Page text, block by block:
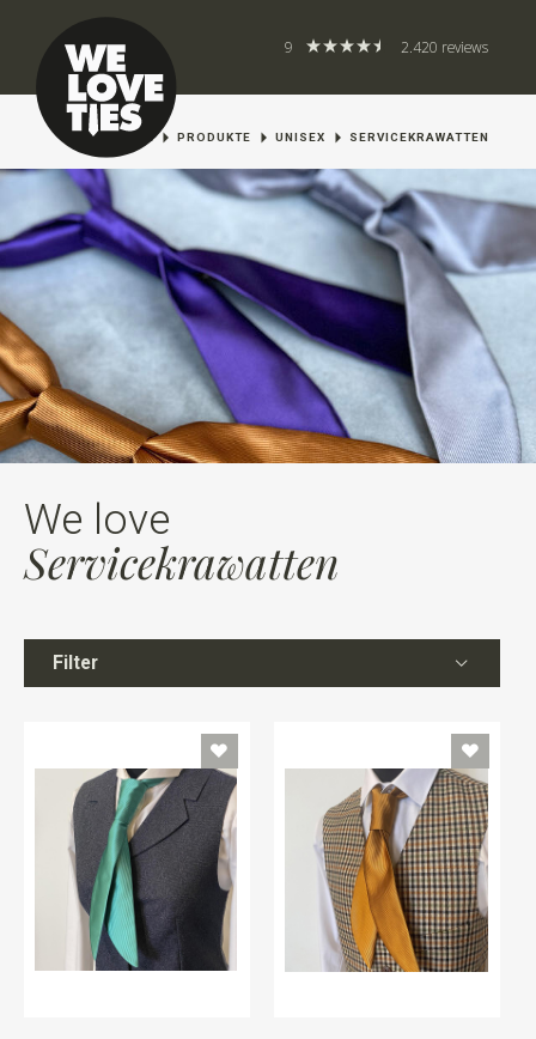
9 2.420 reviews
HOME PRODUKTE UNISEX SERVICEKRAWATTEN
We love
Servicekrawatten
Filter